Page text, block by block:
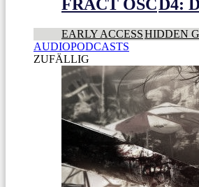
FRACT OSCD4:
EARLY ACCESSHIDDEN
AUDIOPODCASTS
ZUFÄLLIG